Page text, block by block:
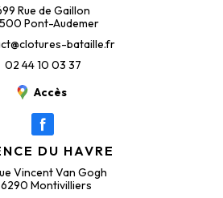
Rue de Gaillon
Pont-Audemer
bataille.fr
02 44 10 03 37
Accès
DU HAVRE
Vincent Van Gogh
Montivilliers